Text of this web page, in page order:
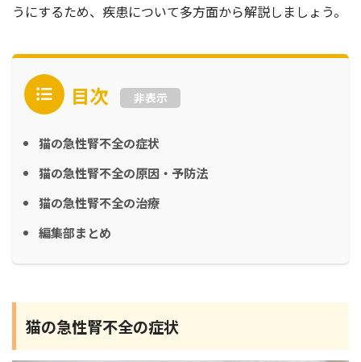
うにするため、疾患について多方面から解説しましょう。
目次 非表示
猫の急性腎不全の症状
猫の急性腎不全の原因・予防法
猫の急性腎不全の治療
編集部まとめ
猫の急性腎不全の症状